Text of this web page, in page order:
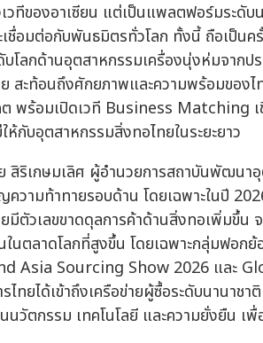
วทีของอาเซียน แต่เป็นแพลตฟอร์มระดับ
เชื่อมต่อกับพันธมิตรทั่วโลก ทั้งนี้ ถือเ
บโลกด้านอุตสาหกรรมเครื่องนุ่งห่มจากป
ย สะท้อนถึงศักยภาพและความพร้อมของ
พร้อมเปิดเวที Business Matching
ห้กับอุตสาหกรรมสิ่งทอไทยในระยะยาว
สิริเกษมเลิศ ผู้อำนวยการสถาบันพัฒนา
ความท้าทายรอบด้าน โดยเฉพาะในปี
ยมีตัวเลขขาดดุลการค้าด้านสิ่งทอเพิ่มขึ้
ในตลาดโลกที่สูงขึ้น โดยเฉพาะกลุ่มฟอก
Asia Sourcing Show 2026 และ
รไทยได้เข้าถึงเครือข่ายผู้ซื้อระดับนานา
นวัตกรรม เทคโนโลยี และความยั่งยืน เ